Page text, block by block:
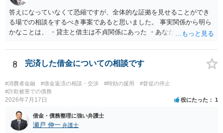
答えになっていなくて恐縮ですが、全体的な証拠を見せることができ
る場での相談をするべき事案であると思いました。 事実関係から明ら
かなことは、 ・貸主と借主は不貞関係にあった ・あなたから相手に金
想されるのは、 ・もらったものだ ・貸したかもしれないが、不法原因
給付ではない でしょう。 書かれた情報だけからは、不法原因給付であ
らといって不法原因給付になるわけではありません。 あなたが性行為
をしたくてお金を払ってお願いしていたという事情などが必要です。
8 完済した借金についての相談です
#消費者金融 #借金返済の相談・交渉 #時効の援用
#督促の停止
#詐欺被害での債務
2026年7月17日 役にたった 1
借金・債務整理に強い弁護士
瀬戸 伸一 弁護士